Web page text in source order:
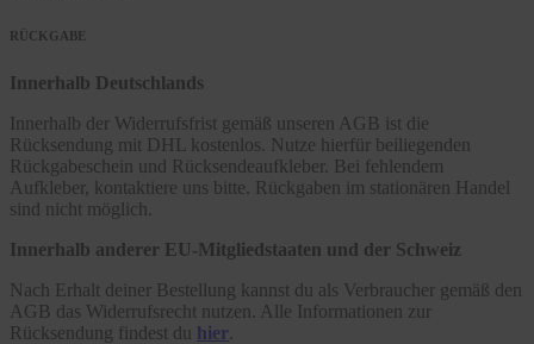
RÜCKGABE
Innerhalb Deutschlands
Innerhalb der Widerrufsfrist gemäß unseren AGB ist die
Rücksendung mit DHL kostenlos. Nutze hierfür beiliegenden
Rückgabeschein und Rücksendeaufkleber. Bei fehlendem
Aufkleber, kontaktiere uns bitte. Rückgaben im stationären Handel
sind nicht möglich.
Innerhalb anderer EU-Mitgliedstaaten und der Schweiz
Nach Erhalt deiner Bestellung kannst du als Verbraucher gemäß den
AGB das Widerrufsrecht nutzen. Alle Informationen zur
Rücksendung findest du hier